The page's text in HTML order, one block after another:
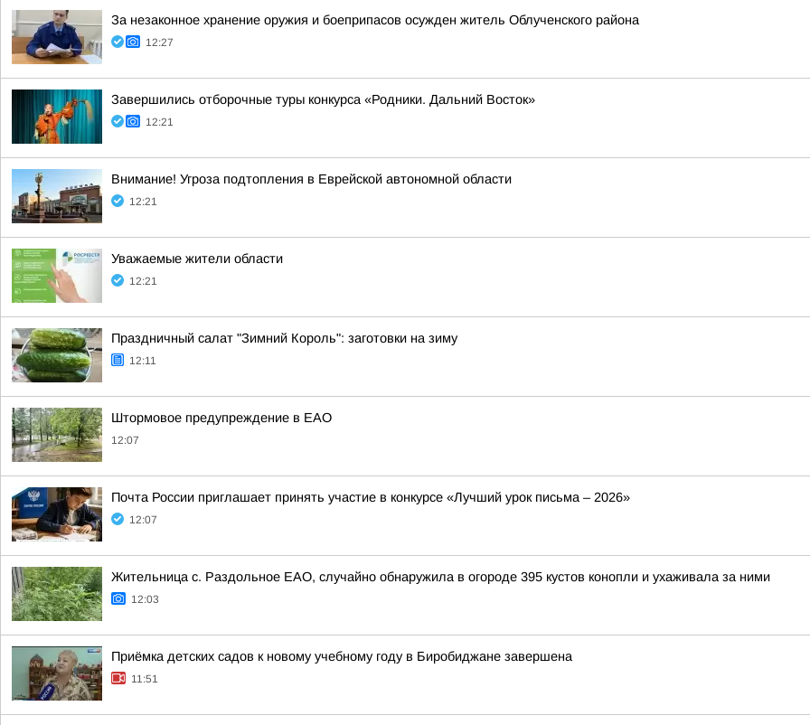
За незаконное хранение оружия и боеприпасов осужден житель Облученского района
12:27
Завершились отборочные туры конкурса «Родники. Дальний Восток»
12:21
Внимание! Угроза подтопления в Еврейской автономной области
12:21
Уважаемые жители области
12:21
Праздничный салат "Зимний Король": заготовки на зиму
12:11
Штормовое предупреждение в ЕАО
12:07
Почта России приглашает принять участие в конкурсе «Лучший урок письма – 2026»
12:07
Жительница с. Раздольное ЕАО, случайно обнаружила в огороде 395 кустов конопли и ухаживала за ними
12:03
Приёмка детских садов к новому учебному году в Биробиджане завершена
11:51